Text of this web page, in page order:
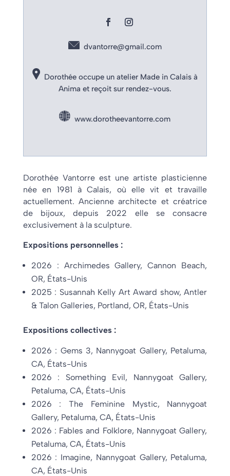
dvantorre@gmail.com
Dorothée occupe un atelier Made in Calais à
Anima et reçoit sur rendez-vous.
www.dorotheevantorre.com
Dorothée Vantorre est une artiste plasticienne
née en 1981 à Calais, où elle vit et travaille
actuellement. Ancienne architecte et créatrice
de bijoux, depuis 2022 elle se consacre
exclusivement à la sculpture.
Expositions personnelles :
2026 : Archimedes Gallery, Cannon Beach,
OR, États-Unis
2025 : Susannah Kelly Art Award show, Antler
& Talon Galleries, Portland, OR, États-Unis
Expositions collectives :
2026 : Gems 3, Nannygoat Gallery, Petaluma,
CA, États-Unis
2026 : Something Evil, Nannygoat Gallery,
Petaluma, CA, États-Unis
2026 : The Feminine Mystic, Nannygoat
Gallery, Petaluma, CA, États-Unis
2026 : Fables and Folklore, Nannygoat Gallery,
Petaluma, CA, États-Unis
2026 : Imagine, Nannygoat Gallery, Petaluma,
CA, États-Unis